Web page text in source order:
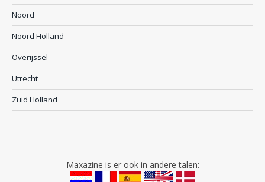
Noord
Noord Holland
Overijssel
Utrecht
Zuid Holland
Maxazine is er ook in andere talen: